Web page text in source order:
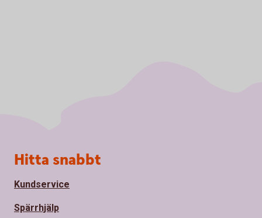
Sidfot
Hitta snabbt
Kundservice
Spärrhjälp